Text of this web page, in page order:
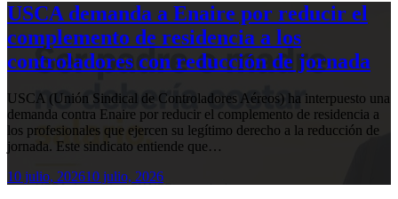
USCA demanda a Enaire por reducir el
complemento de residencia a los
controladores con reducción de jornada
USCA (Unión Sindical de Controladores Aéreos) ha interpuesto una
demanda contra Enaire por reducir el complemento de residencia a
los profesionales que ejercen su legítimo derecho a la reducción de
jornada. Este sindicato entiende que…
10 julio, 202610 julio, 2026